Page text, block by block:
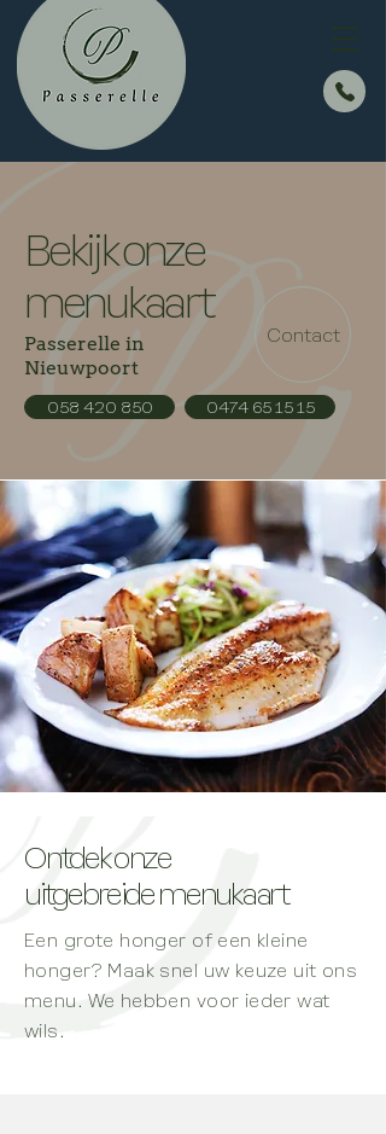
Bekijk onze
menukaart
Passerelle in
Nieuwpoort
Contact
058 420 850 0474 65 15 15
Ontdek onze
uitgebreide menukaart
Een grote honger of een kleine
honger? Maak snel uw keuze uit ons
menu. We hebben voor ieder wat
wils.